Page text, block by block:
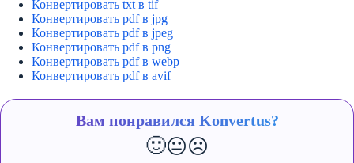
Конвертировать txt в tif
Конвертировать pdf в jpg
Конвертировать pdf в jpeg
Конвертировать pdf в png
Конвертировать pdf в webp
Конвертировать pdf в avif
Вам понравился Konvertus?
🙂😐☹️